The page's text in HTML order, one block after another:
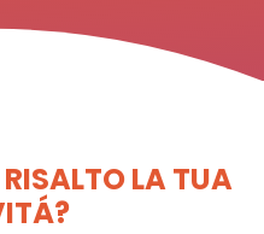
LA TUA